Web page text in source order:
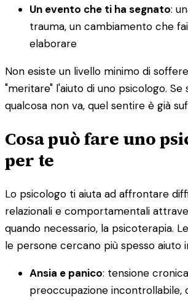
Un evento che ti ha segnato:
trauma, un cambiamento che
elaborare
Non esiste un livello minimo di
"meritare" l'aiuto di uno psicologo. Se
qualcosa non va, quel sentire è già
Cosa può fare uno
per te
Lo psicologo ti aiuta ad affrontare
relazionali e comportamentali
quando necessario, la psicoterapia.
le persone cercano più spesso aiuto
Ansia e panico: tensione
preoccupazione incontrollabile,